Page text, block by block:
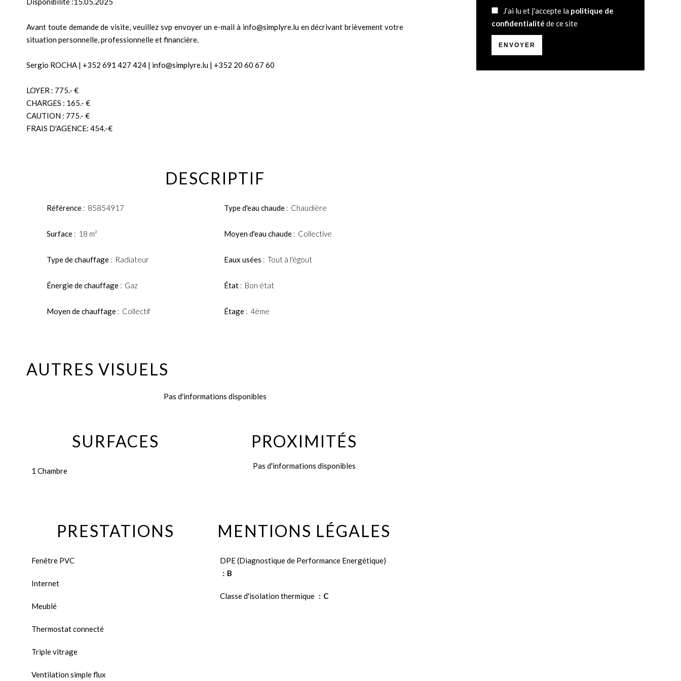
Avant toute demande de visite, veuillez svp envoyer un e-mail à info@simplyre.lu en décrivant brièvement votre
situation personnelle, professionnelle et financière.
Sergio ROCHA | +352 691 427 424 | info@simplyre.lu | +352 20 60 67 60
LOYER : 775.- €
CHARGES : 165.- €
CAUTION : 775.- €
FRAIS D'AGENCE: 454.-€
DESCRIPTIF
Référence 85854917
Surface 18 m²
Type de chauffage Radiateur
Énergie de chauffage Gaz
Moyen de chauffage Collectif
Type d'eau chaude Chaudière
Moyen d'eau chaude Collective
Eaux usées Tout à l'égout
État Bon état
Étage 4ème
AUTRES VISUELS
Pas d'informations disponibles
SURFACES
1 Chambre
PROXIMITÉS
Pas d'informations disponibles
PRESTATIONS
Fenêtre PVC
Internet
Meublé
Thermostat connecté
Triple vitrage
Ventilation simple flux
MENTIONS LÉGALES
DPE (Diagnostique de Performance Energétique)
B
Classe d'isolation thermique C
J’ai lu et j'accepte la politique de
confidentialité de ce site
ENVOYER